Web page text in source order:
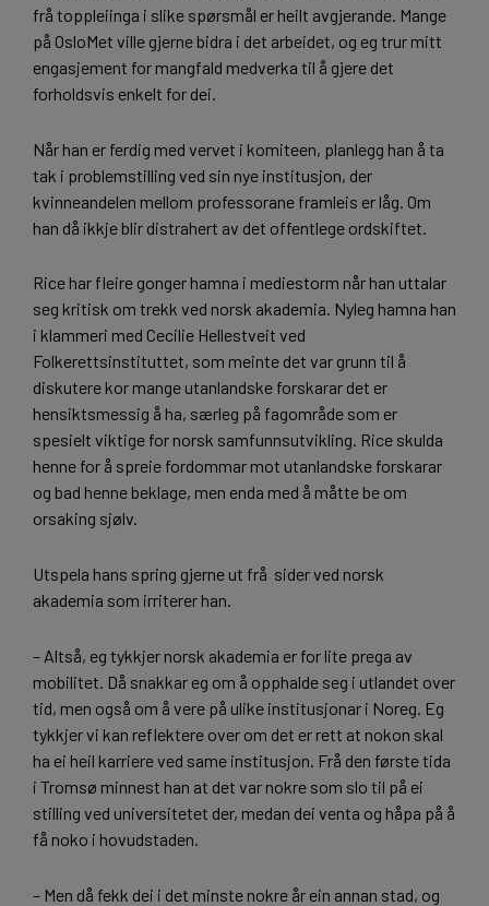
frå toppleiinga i slike spørsmål er heilt avgjerande. Mange
på OsloMet ville gjerne bidra i det arbeidet, og eg trur mitt
engasjement for mangfald medverka til å gjere det
forholdsvis enkelt for dei.
Når han er ferdig med vervet i komiteen, planlegg han å ta
tak i problemstilling ved sin nye institusjon, der
kvinneandelen mellom professorane framleis er låg. Om
han då ikkje blir distrahert av det offentlege ordskiftet.
Rice har fleire gonger hamna i mediestorm når han uttalar
seg kritisk om trekk ved norsk akademia. Nyleg hamna han
i klammeri med Cecilie Hellestveit ved
Folkerettsinstituttet, som meinte det var grunn til å
diskutere kor mange utanlandske forskarar det er
hensiktsmessig å ha, særleg på fagområde som er
spesielt viktige for norsk samfunnsutvikling. Rice skulda
henne for å spreie fordommar mot utanlandske forskarar
og bad henne beklage, men enda med å måtte be om
orsaking sjølv.
Utspela hans spring gjerne ut frå sider ved norsk
akademia som irriterer han.
– Altså, eg tykkjer norsk akademia er for lite prega av
mobilitet. Då snakkar eg om å opphalde seg i utlandet over
tid, men også om å vere på ulike institusjonar i Noreg. Eg
tykkjer vi kan reflektere over om det er rett at nokon skal
ha ei heil karriere ved same institusjon. Frå den første tida
i Tromsø minnest han at det var nokre som slo til på ei
stilling ved universitetet der, medan dei venta og håpa på å
få noko i hovudstaden.
– Men då fekk dei i det minste nokre år ein annan stad, og